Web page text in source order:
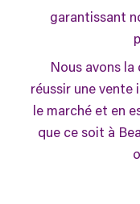
garantissant
Nous avons
réussir une vente
le marché et en
que ce soit à